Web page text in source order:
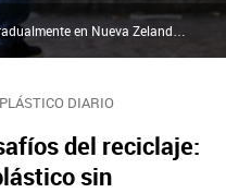
DIARIO
del reciclaje:
sin